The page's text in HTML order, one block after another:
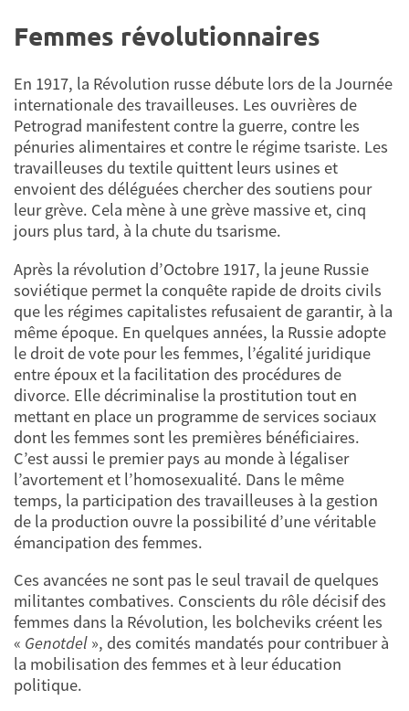
Femmes révolutionnaires
En 1917, la Révolution russe débute lors de la Journée
internationale des travailleuses. Les ouvrières de
Petrograd manifestent contre la guerre, contre les
pénuries alimentaires et contre le régime tsariste. Les
travailleuses du textile quittent leurs usines et
envoient des déléguées chercher des soutiens pour
leur grève. Cela mène à une grève massive et, cinq
jours plus tard, à la chute du tsarisme.
Après la révolution d’Octobre 1917, la jeune Russie
soviétique permet la conquête rapide de droits civils
que les régimes capitalistes refusaient de garantir, à la
même époque. En quelques années, la Russie adopte
le droit de vote pour les femmes, l’égalité juridique
entre époux et la facilitation des procédures de
divorce. Elle décriminalise la prostitution tout en
mettant en place un programme de services sociaux
dont les femmes sont les premières bénéficiaires.
C’est aussi le premier pays au monde à légaliser
l’avortement et l’homosexualité. Dans le même
temps, la participation des travailleuses à la gestion
de la production ouvre la possibilité d’une véritable
émancipation des femmes.
Ces avancées ne sont pas le seul travail de quelques
militantes combatives. Conscients du rôle décisif des
femmes dans la Révolution, les bolcheviks créent les
« Genotdel », des comités mandatés pour contribuer à
la mobilisation des femmes et à leur éducation
politique.